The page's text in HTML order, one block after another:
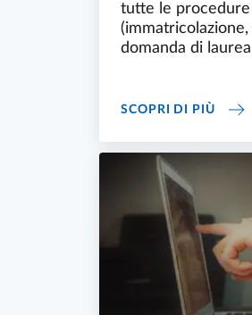
tutte le
domanda di
SCOPRI DI PIÙ